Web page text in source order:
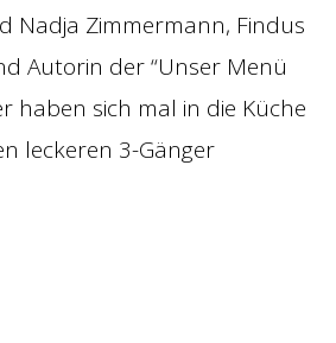
Nadja Zimmermann, Findus
Autorin der “Unser Menü
haben sich mal in die Küche
leckeren 3-Gänger